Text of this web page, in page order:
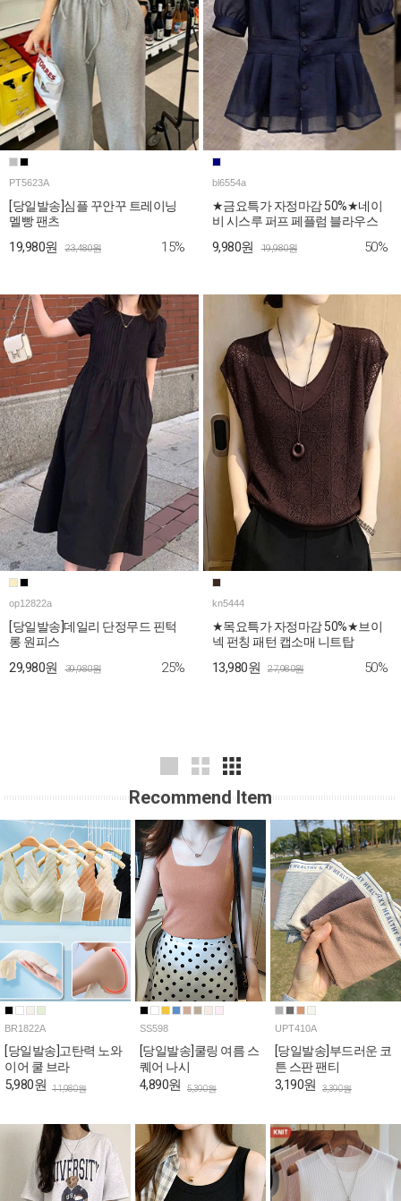
PT5623A
[당일발송]심플 꾸안꾸 트레이닝
멜빵 팬츠
19,980원 23,480원 15%
bl6554a
★금요특가 자정마감 50%★네이
비 시스루 퍼프 페플럼 블라우스
9,980원 19,980원 50%
op12822a
[당일발송]데일리 단정무드 핀턱
롱 원피스
29,980원 39,980원 25%
kn5444
★목요특가 자정마감 50%★브이
넥 펀칭 패턴 캡소매 니트탑
13,980원 27,980원 50%
Recommend Item
BR1822A
[당일발송]고탄력 노와
이어 쿨 브라
5,980원 11,980원
SS598
[당일발송]쿨링 여름 스
퀘어 나시
4,890원 5,390원
UPT410A
[당일발송]부드러운 코
튼 스판 팬티
3,190원 3,390원